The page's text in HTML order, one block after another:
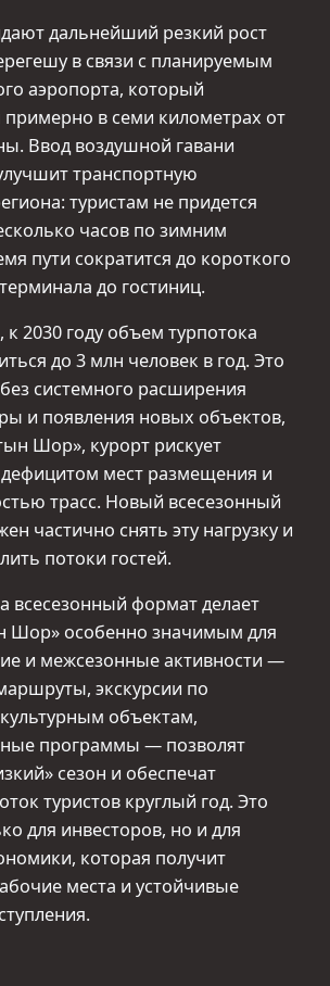
дальнейший резкий рост
в связи с планируемым
аэропорта, который
примерно в семи километрах от
Ввод воздушной гавани
транспортную
туристам не придется
часов по зимним
пути сократится до короткого
до гостиниц.
2030 году объем турпотока
до 3 млн человек в год. Это
системного расширения
и появления новых объектов,
Шор», курорт рискует
дефицитом мест размещения и
трасс. Новый всесезонный
частично снять эту нагрузку и
потоки гостей.
всесезонный формат делает
Шор» особенно значимым для
и межсезонные активности —
экскурсии по
объектам,
программы — позволят
сезон и обеспечат
туристов круглый год. Это
для инвесторов, но и для
которая получит
места и устойчивые